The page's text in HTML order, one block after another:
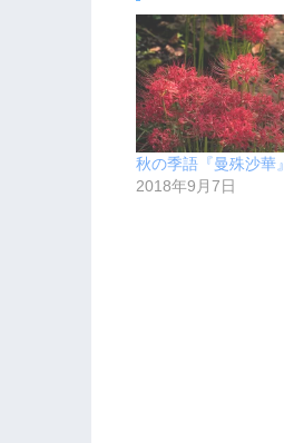
t
e
r
で
共
有
(
新
し
い
ウ
ィ
ン
ド
有
す
る
に
は
ク
リ
ッ
ク
し
て
く
だ
さ
秋の季語『曼殊沙華』
2018年9月7日